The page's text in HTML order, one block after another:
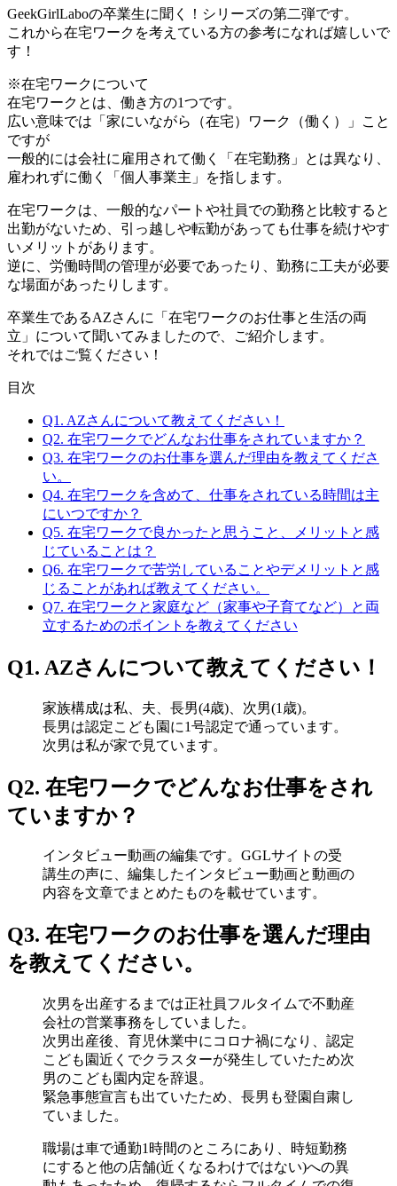
GeekGirlLaboの卒業生に聞く！シリーズの第二弾です。
これから在宅ワークを考えている方の参考になれば嬉しいで
す！
※在宅ワークについて
在宅ワークとは、働き方の1つです。
広い意味では「家にいながら（在宅）ワーク（働く）」こと
ですが
一般的には会社に雇用されて働く「在宅勤務」とは異なり、
雇われずに働く「個人事業主」を指します。
在宅ワークは、一般的なパートや社員での勤務と比較すると
出勤がないため、引っ越しや転勤があっても仕事を続けやす
いメリットがあります。
逆に、労働時間の管理が必要であったり、勤務に工夫が必要
な場面があったりします。
卒業生であるAZさんに「在宅ワークのお仕事と生活の両
立」について聞いてみましたので、ご紹介します。
それではご覧ください！
目次
Q1. AZさんについて教えてください！
Q2. 在宅ワークでどんなお仕事をされていますか？
Q3. 在宅ワークのお仕事を選んだ理由を教えてくださ
い。
Q4. 在宅ワークを含めて、仕事をされている時間は主
にいつですか？
Q5. 在宅ワークで良かったと思うこと、メリットと感
じていることは？
Q6. 在宅ワークで苦労していることやデメリットと感
じることがあれば教えてください。
Q7. 在宅ワークと家庭など（家事や子育てなど）と両
立するためのポイントを教えてください
Q1. AZさんについて教えてください！
家族構成は私、夫、長男(4歳)、次男(1歳)。
長男は認定こども園に1号認定で通っています。
次男は私が家で見ています。
Q2. 在宅ワークでどんなお仕事をされ
ていますか？
インタビュー動画の編集です。GGLサイトの受
講生の声に、編集したインタビュー動画と動画の
内容を文章でまとめたものを載せています。
Q3. 在宅ワークのお仕事を選んだ理由
を教えてください。
次男を出産するまでは正社員フルタイムで不動産
会社の営業事務をしていました。
次男出産後、育児休業中にコロナ禍になり、認定
こども園近くでクラスターが発生していたため次
男のこども園内定を辞退。
緊急事態宣言も出ていたため、長男も登園自粛し
ていました。
職場は車で通勤1時間のところにあり、時短勤務
にすると他の店舗(近くなるわけではない)への異